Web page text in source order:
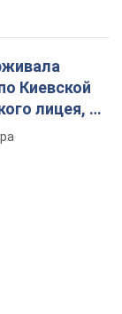
Киевской
лицея, её